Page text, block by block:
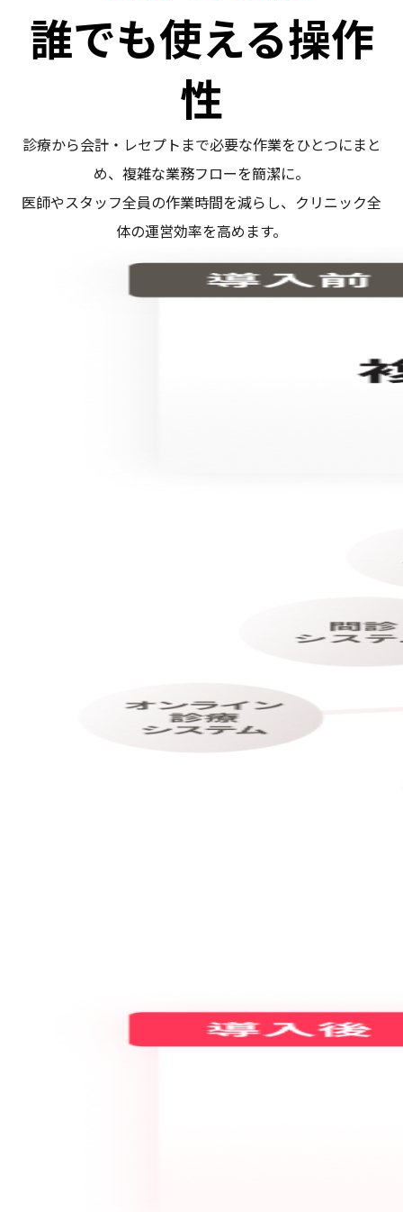
誰でも使える操作
性
診療から会計・レセプトまで必要な作業をひとつにまと
め、複雑な業務フローを簡潔に。
医師やスタッフ全員の作業時間を減らし、クリニック全
体の運営効率を高めます。